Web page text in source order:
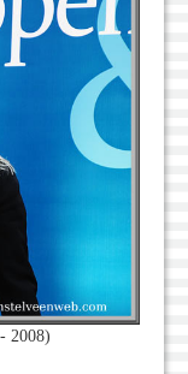
2008)